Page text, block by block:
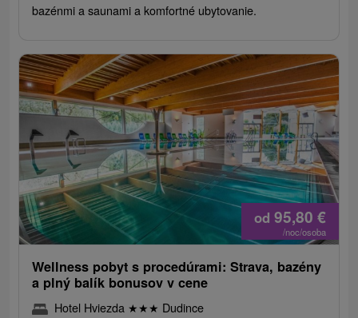
bazénmi a saunami a komfortné ubytovanie.
od 95,80 €
/noc/osoba
Wellness pobyt s procedúrami: Strava, bazény
a plný balík bonusov v cene
Hotel Hviezda ★★★ Dudince